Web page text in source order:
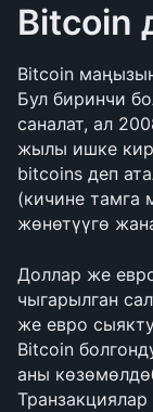
Bitcoin
Bitcoin
Бул биринчи
саналат, ал
жылы ишке
bitcoins деп
(кичине тамга
жөнөтүүгө
Доллар же
чыгарылган
же евро
Bitcoin
аны